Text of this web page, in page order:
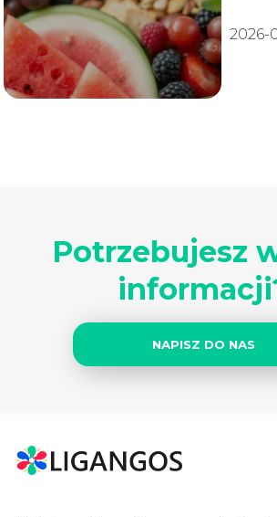
2026-
Potrzebujesz
NAPISZ DO NAS